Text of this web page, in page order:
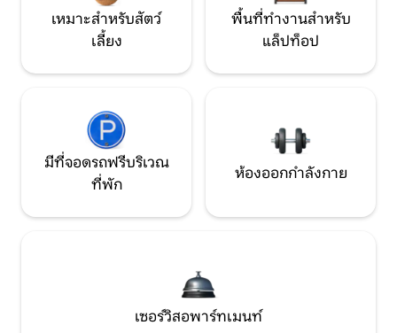
เหมาะสำหรับสัตว์
เลี้ยง
พื้นที่ทำงานสำหรับ
แล็ปท็อป
มีที่จอดรถฟรีบริเวณ
ที่พัก
ห้องออกกำลังกาย
เซอร์วิสอพาร์ทเมนท์